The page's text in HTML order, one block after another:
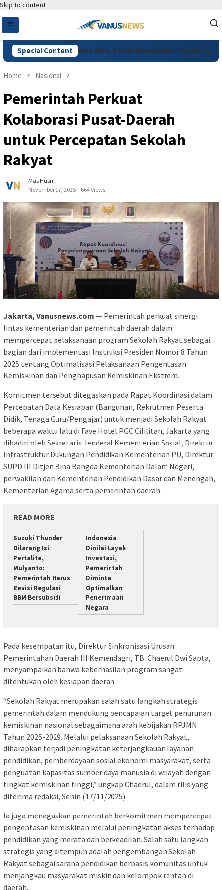
Skip to content
Special Content
Ganda Penerima MBG, Zainul Munasichin: Tindak Tegas
Home Nasional
Pemerintah Perkuat
Kolaborasi Pusat-Daerah
untuk Percepatan Sekolah
Rakyat
Mas Husni
November 17, 2025
664 Views
Jakarta, Vanusnews.com — Pemerintah perkuat sinergi
lintas kementerian dan pemerintah daerah dalam
mempercepat pelaksanaan program Sekolah Rakyat sebagai
bagian dari implementasi Instruksi Presiden Nomor 8 Tahun
2025 tentang Optimalisasi Pelaksanaan Pengentasan
Kemiskinan dan Penghapusan Kemiskinan Ekstrem.
Komitmen tersebut ditegaskan pada Rapat Koordinasi dalam
Percepatan Data Kesiapan (Bangunan, Rekrutmen Peserta
Didik, Tenaga Guru/Pengajar) untuk menjadi Sekolah Rakyat
beberapa waktu lalu di Fave Hotel PGC Cililitan, Jakarta yang
dihadiri oleh Sekretaris Jenderal Kementerian Sosial, Direktur
Infrastruktur Dukungan Pendidikan Kementerian PU, Direktur
SUPD III Ditjen Bina Bangda Kementerian Dalam Negeri,
perwakilan dari Kementerian Pendidikan Dasar dan Menengah,
Kementerian Agama serta pemerintah daerah.
READ MORE
Suzuki Thunder
Dilarang Isi
Pertalite,
Mulyanto:
Pemerintah Harus
Revisi Regulasi
BBM Bersubsidi
Indonesia
Dinilai Layak
Investasi,
Pemerintah
Diminta
Optimalkan
Penerimaan
Negara
Pada kesempatan itu, Direktur Sinkronisasi Urusan
Pemerintahan Daerah III Kemendagri, TB. Chaerul Dwi Sapta,
menyampaikan bahwa keberhasilan program sangat
ditentukan oleh kesiapan daerah.
“Sekolah Rakyat merupakan salah satu langkah strategis
pemerintah dalam mendukung pencapaian target penurunan
kemiskinan nasional sebagaimana arah kebijakan RPJMN
Tahun 2025-2029. Melalui pelaksanaan Sekolah Rakyat,
diharapkan terjadi peningkatan keterjangkauan layanan
pendidikan, pemberdayaan sosial ekonomi masyarakat, serta
penguatan kapasitas sumber daya manusia di wilayah dengan
tingkat kemiskinan tinggi,” ungkap Chaerul, dalam rilis yang
diterima redaksi, Senin (17/11/2025)
Ia juga menegaskan pemerintah berkomitmen mempercepat
pengentasan kemiskinan melalui peningkatan akses terhadap
pendidikan yang merata dan berkeadilan. Salah satu langkah
strategis yang ditempuh adalah pengembangan Sekolah
Rakyat sebagai sarana pendidikan berbasis komunitas untuk
menjangkau masyarakat miskin dan kelompok rentan di
daerah.